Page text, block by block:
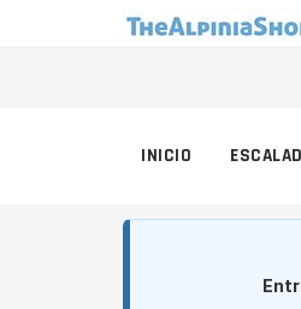
INICIO